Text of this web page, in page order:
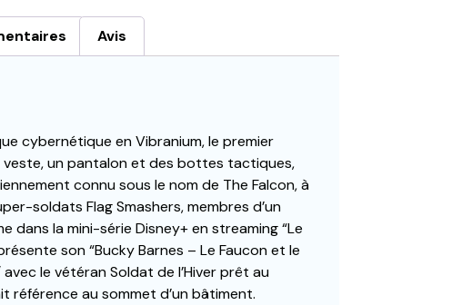
Avis
cybernétique en Vibranium, le premier
un pantalon et des bottes tactiques,
connu sous le nom de The Falcon, à
soldats Flag Smashers, membres d’un
la mini-série Disney+ en streaming “Le
son “Bucky Barnes – Le Faucon et le
avec le vétéran Soldat de l’Hiver prêt au
référence au sommet d’un bâtiment.